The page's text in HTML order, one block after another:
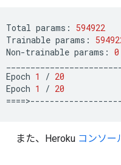
Total params :
594922
Trainable params :
Non-trainable params : 0
Epoch 1 / 20
Epoch 1 / 20
また、Heroku コンソー